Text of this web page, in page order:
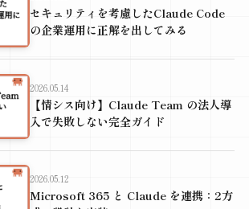
セキュリティを考慮したClaude Code
の企業運用に正解を出してみる
2026.05.14
【情シス向け】Claude Team の法人導
入で失敗しない完全ガイド
2026.05.12
Microsoft 365 と Claude を連携：2方